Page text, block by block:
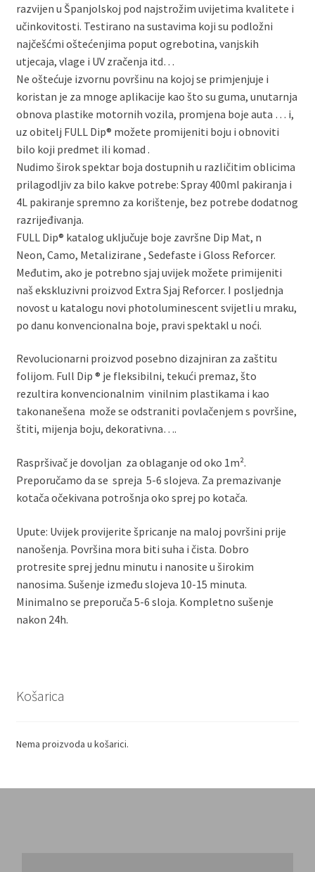
razvijen u Španjolskoj pod najstrožim uvijetima kvalitete i
učinkovitosti. Testirano na sustavima koji su podložni
najčešćmi oštećenjima poput ogrebotina, vanjskih
utjecaja, vlage i UV zračenja itd…
Ne oštećuje izvornu površinu na kojoj se primjenjuje i
koristan je za mnoge aplikacije kao što su guma, unutarnja
obnova plastike motornih vozila, promjena boje auta … i,
uz obitelj FULL Dip® možete promijeniti boju i obnoviti
bilo koji predmet ili komad .
Nudimo širok spektar boja dostupnih u različitim oblicima
prilagodljiv za bilo kakve potrebe: Spray 400ml pakiranja i
4L pakiranje spremno za korištenje, bez potrebe dodatnog
razrijeđivanja.
FULL Dip® katalog uključuje boje završne Dip Mat, n
Neon, Camo, Metalizirane , Sedefaste i Gloss Reforcer.
Međutim, ako je potrebno sjaj uvijek možete primijeniti
naš ekskluzivni proizvod Extra Sjaj Reforcer. I posljednja
novost u katalogu novi photoluminescent svijetli u mraku,
po danu konvencionalna boje, pravi spektakl u noći.
Revolucionarni proizvod posebno dizajniran za zaštitu
folijom. Full Dip ® je fleksibilni, tekući premaz, što
rezultira konvencionalnim vinilnim plastikama i kao
takonanešena može se odstraniti povlačenjem s površine,
štiti, mijenja boju, dekorativna….
Raspršivač je dovoljan za oblaganje od oko 1m².
Preporučamo da se spreja 5-6 slojeva. Za premazivanje
kotača očekivana potrošnja​ oko sprej po kotača.
Upute: Uvijek provijerite špricanje na maloj površini prije
nanošenja. Površina mora biti suha i čista. Dobro
protresite sprej jednu minutu i nanosite u širokim
nanosima. Sušenje između slojeva 10-15 minuta.
Minimalno se preporuča 5-6 sloja. Kompletno sušenje
nakon 24h.
Košarica
Nema proizvoda u košarici.